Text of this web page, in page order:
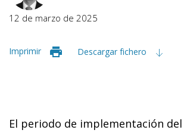
12 de marzo de 2025
Imprimir Descargar fichero
El periodo de implementación del